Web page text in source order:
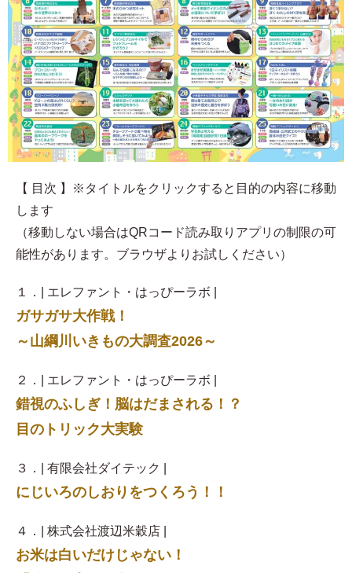
【 目次 】※タイトルをクリックすると目的の内容に移動
します
（移動しない場合はQRコード読み取りアプリの制限の可
能性があります。ブラウザよりお試しください）
１．| エレファント・はっぴーラボ |
ガサガサ大作戦！
～山綱川いきもの大調査2026～
２．| エレファント・はっぴーラボ |
錯視のふしぎ！脳はだまされる！？
目のトリック大実験
３．| 有限会社ダイテック |
にじいろのしおりをつくろう！！
４．| 株式会社渡辺米穀店 |
お米は白いだけじゃない！